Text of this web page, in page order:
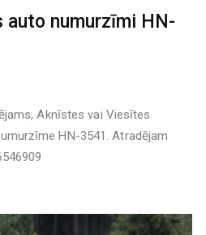
numurzīmi HN-
Aknīstes vai Viesītes
HN-3541. Atradējam